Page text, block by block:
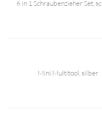
6 in 1 Schraubenzieher Set,
Mini Multitool, silber